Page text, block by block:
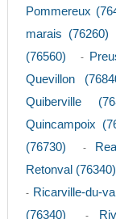
Pommereux
marais (76260)
(76560)
-
Quevillon
Quiberville
Quincampoix
(76730)
-
Retonval (76340)
- Ricarville-du-
(76340)
-